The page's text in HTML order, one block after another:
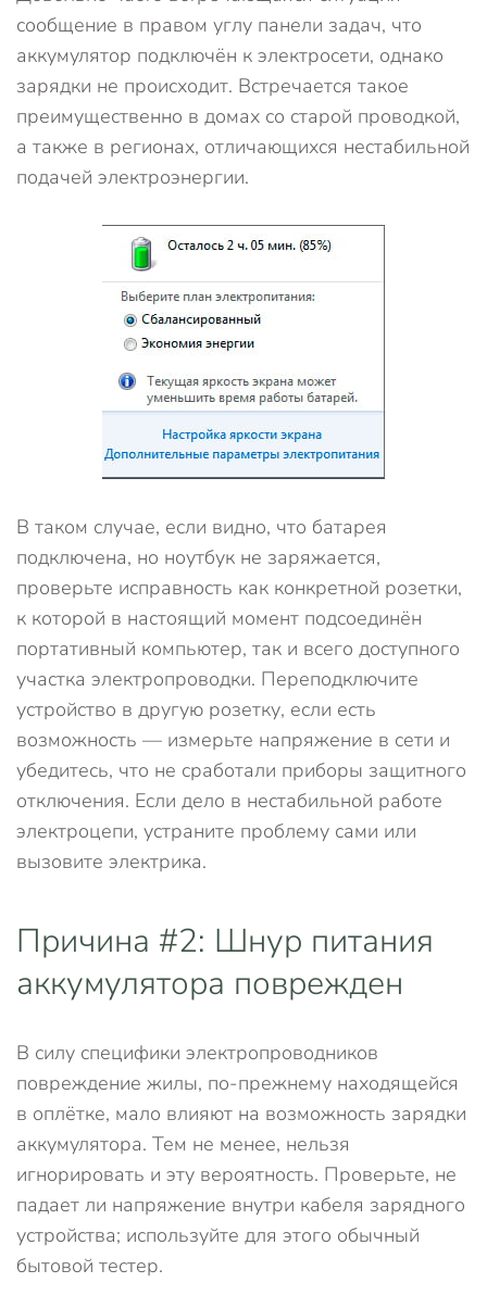
сообщение в правом углу панели задач, что
аккумулятор подключён к электросети, однако
зарядки не происходит. Встречается такое
преимущественно в домах со старой проводкой,
а также в регионах, отличающихся нестабильной
подачей электроэнергии.
В таком случае, если видно, что батарея
подключена, но ноутбук не заряжается,
проверьте исправность как конкретной розетки,
к которой в настоящий момент подсоединён
портативный компьютер, так и всего доступного
участка электропроводки. Переподключите
устройство в другую розетку, если есть
возможность — измерьте напряжение в сети и
убедитесь, что не сработали приборы защитного
отключения. Если дело в нестабильной работе
электроцепи, устраните проблему сами или
вызовите электрика.
Причина #2: Шнур питания
аккумулятора поврежден
В силу специфики электропроводников
повреждение жилы, по-прежнему находящейся
в оплётке, мало влияют на возможность зарядки
аккумулятора. Тем не менее, нельзя
игнорировать и эту вероятность. Проверьте, не
падает ли напряжение внутри кабеля зарядного
устройства; используйте для этого обычный
бытовой тестер.